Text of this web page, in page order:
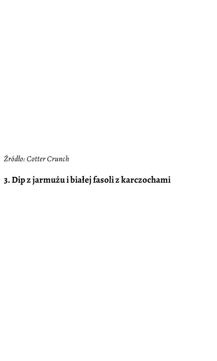
Źródło: Cotter Crunch
3. Dip z jarmużu i białej fasoli z karczochami